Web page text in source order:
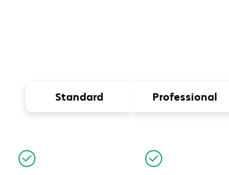
Standard Professional